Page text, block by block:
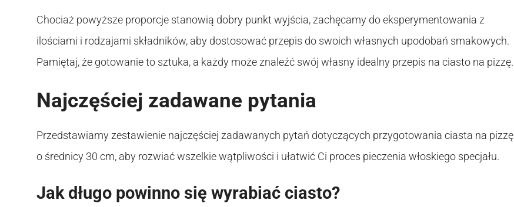
Chociaż powyższe proporcje stanowią dobry punkt wyjścia, zachęcamy do eksperymentowania z
ilościami i rodzajami składników, aby dostosować przepis do swoich własnych upodobań smakowych.
Pamiętaj, że gotowanie to sztuka, a każdy może znaleźć swój własny idealny przepis na ciasto na pizzę.
Najczęściej zadawane pytania
Przedstawiamy zestawienie najczęściej zadawanych pytań dotyczących przygotowania ciasta na pizzę
o średnicy 30 cm, aby rozwiać wszelkie wątpliwości i ułatwić Ci proces pieczenia włoskiego specjału.
Jak długo powinno się wyrabiać ciasto?